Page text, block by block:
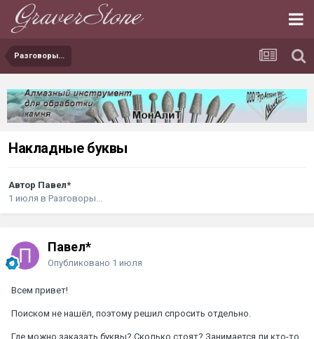
Разговоры...
Накладные буквы
Автор Павел*
1 июля в Разговоры...
Павел*
Опубликовано 1 июля
Всем привет!
Поиском не нашёл, поэтому решил спросить отдельно.
Где можно заказать буквы? Сколько стоят? Занимается ли кто-то